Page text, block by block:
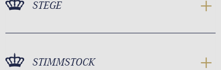
STEGE
STIMMSTOCK